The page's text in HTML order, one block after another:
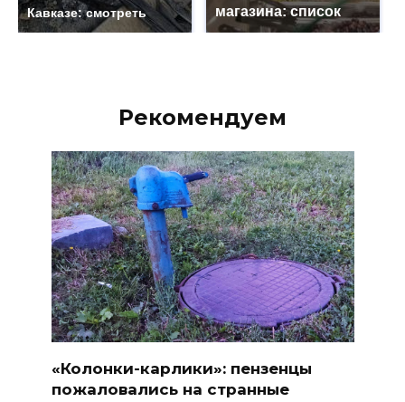
Кавказе: смотреть
магазина: список
Рекомендуем
«Колонки-карлики»: пензенцы
пожаловались на странные